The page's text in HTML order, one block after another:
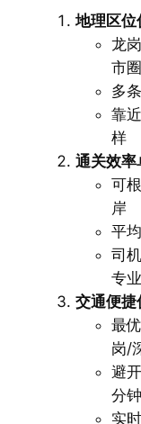
地理区位
龙
市
多
靠
样
通关效率
可
岸
平
司
专
交通便捷
最
岗/
避
分钟
实